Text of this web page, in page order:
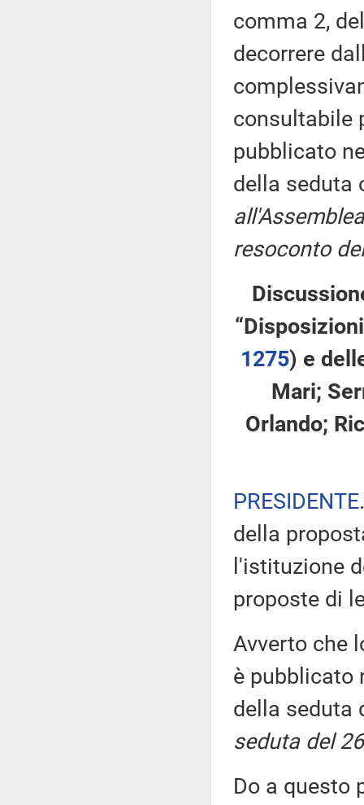
comma 2,
decorrere
consultabile
pubblicato
della seduta
resoconto
1275​) e
Mari;
Orlando;
PRESIDENTE
della
l'istituzione
proposte di
Avverto che
è pubblicato
della seduta
seduta del
Do a questo